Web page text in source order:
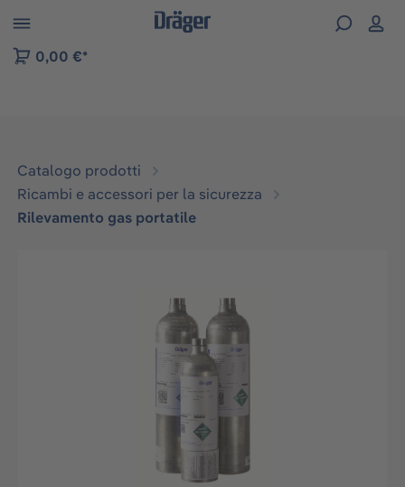
Skip to B2B platform navigation
0,00 €*
Catalogo prodotti
Ricambi e accessori per la sicurezza
Rilevamento gas portatile
Salta la galleria di immagini